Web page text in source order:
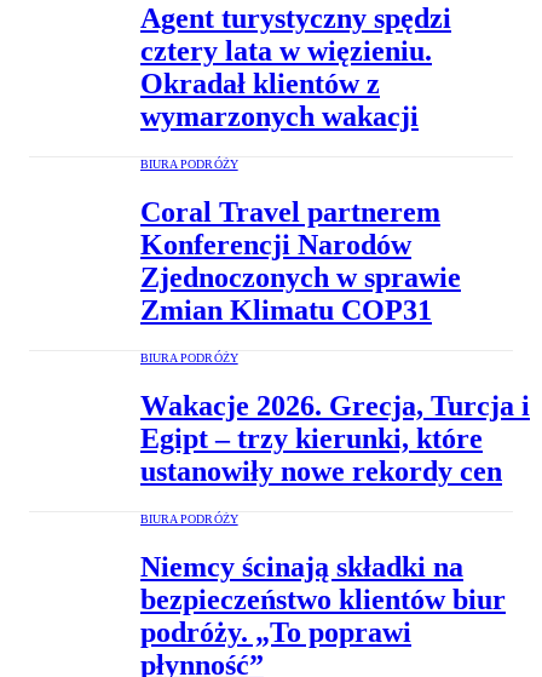
Agent turystyczny spędzi
cztery lata w więzieniu.
Okradał klientów z
wymarzonych wakacji
BIURA PODRÓŻY
Coral Travel partnerem
Konferencji Narodów
Zjednoczonych w sprawie
Zmian Klimatu COP31
BIURA PODRÓŻY
Wakacje 2026. Grecja, Turcja i
Egipt – trzy kierunki, które
ustanowiły nowe rekordy cen
BIURA PODRÓŻY
Niemcy ścinają składki na
bezpieczeństwo klientów biur
podróży. „To poprawi
płynność”